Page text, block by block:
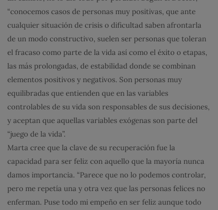
“conocemos casos de personas muy positivas, que ante
cualquier situación de crisis o dificultad saben afrontarla
de un modo constructivo, suelen ser personas que toleran
el fracaso como parte de la vida así como el éxito o etapas,
las más prolongadas, de estabilidad donde se combinan
elementos positivos y negativos. Son personas muy
equilibradas que entienden que en las variables
controlables de su vida son responsables de sus decisiones,
y aceptan que aquellas variables exógenas son parte del
“juego de la vida”.
Marta cree que la clave de su recuperación fue la
capacidad para ser feliz con aquello que la mayoría nunca
damos importancia. “Parece que no lo podemos controlar,
pero me repetía una y otra vez que las personas felices no
enferman. Puse todo mi empeño en ser feliz aunque todo